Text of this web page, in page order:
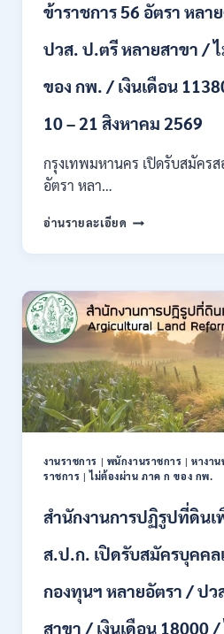
+
ไป
เงิน
23,290
สมัคร
ONLINE
26
ข้าราชการ 56 อัตรา หล
ปวส. ป.ตรี หลายสาขา /
ของ กพ. / เงินเดือน
10 – 21 สิงหาคม 2569
กรุงเทพมหานคร เปิดรับสมัคร
อัตรา หลา…
อ่านรายละเอียด กรุงเทพมหานคร
รับ
สอบ
เป็น
ข้าราชการ
56
อัตรา
หลาย
ตำแหน่ง
/
ปวช.
ป.ตรี
หลาย
/
ต้อง
ภาค
ของ
งานราชการ | พนักงานราชการ |หางา
ราชการ |ไม่ต้องผ่าน ภาค ก ของ กพ.
สำนักงานการปฏิรูปที่ดินเ
ส.ป.ก. เปิดรับสมัครบุคค
กองทุนฯ หลายอัตรา / ปว
สาขา / เงินเดือน 18000